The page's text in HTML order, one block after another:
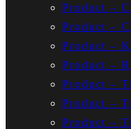
Product –
Product –
Product –
Product –
Product –
Product –
Product –